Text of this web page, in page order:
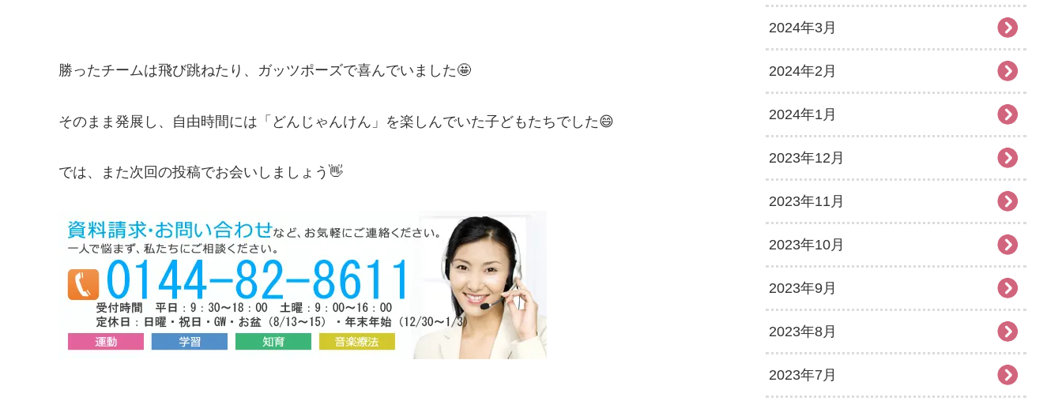
勝ったチームは飛び跳ねたり、ガッツポーズで喜んでいました🤩
そのまま発展し、自由時間には「どんじゃんけん」を楽しんでいた子どもたちでした😄
では、また次回の投稿でお会いしましょう👋
2024年3月
2024年2月
2024年1月
2023年12月
2023年11月
2023年10月
2023年9月
2023年8月
2023年7月